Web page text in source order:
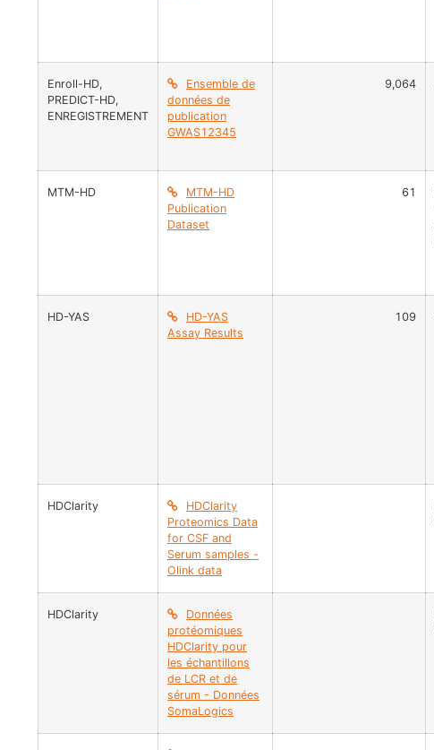
Enroll-HD,
PREDICT-HD,
ENREGISTREMENT
Ensemble de
données de
publication
GWAS12345
9,064
MTM-HD
MTM-HD
Publication
Dataset
61
HD-YAS
HD-YAS
Assay Results
109
HDClarity
HDClarity
Proteomics Data
for CSF and
Serum samples -
Olink data
HDClarity
Données
protéomiques
HDClarity pour
les échantillons
de LCR et de
sérum - Données
SomaLogics